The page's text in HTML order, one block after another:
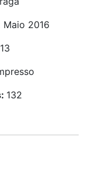
Maio 2016
132